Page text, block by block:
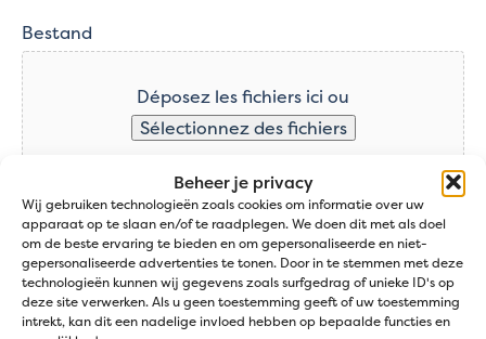
Beheer je privacy
Wij gebruiken technologieën zoals cookies om informatie over uw
apparaat op te slaan en/of te raadplegen. We doen dit met als doel
om de beste ervaring te bieden en om gepersonaliseerde en niet-
gepersonaliseerde advertenties te tonen. Door in te stemmen met deze
technologieën kunnen wij gegevens zoals surfgedrag of unieke ID's op
deze site verwerken. Als u geen toestemming geeft of uw toestemming
intrekt, kan dit een nadelige invloed hebben op bepaalde functies en
Bestand
Déposez les fichiers ici ou
Sélectionnez des fichiers
Types de fichiers acceptés : jpg, jpeg, png, gif, webp,
pdf, word, wordx, Taille max. des fichiers : 64 MB.
CAPTCHA